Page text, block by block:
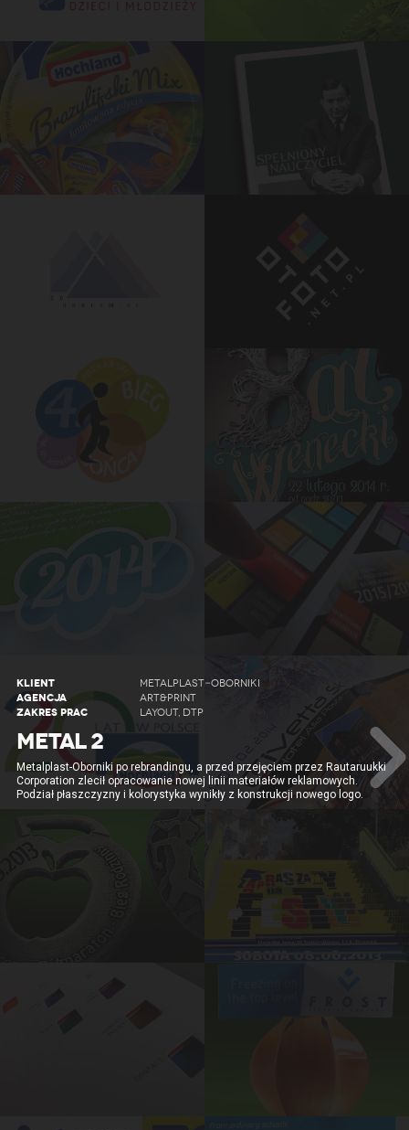
KLIENT METALPLAST-OBORNIKI
AGENCJA ART&PRINT
ZAKRES PRAC LAYOUT, DTP
METAL 2
Metalplast-Oborniki po rebrandingu, a przed przejęciem przez Rautaruukki
Corporation zlecił opracowanie nowej linii materiałów reklamowych.
Podział płaszczyzny i kolorystyka wynikły z konstrukcji nowego logo.